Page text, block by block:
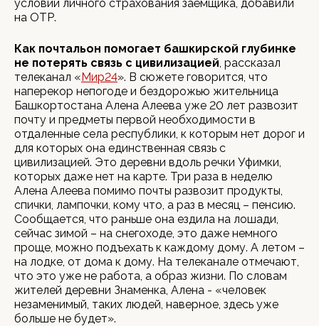
условии личного страхования заёмщика, добавили
на ОТР.
Как почтальон помогает башкирской глубинке
не потерять связь с цивилизацией, рассказал
телеканал «Мир24». В сюжете говорится, что
наперекор непогоде и бездорожью жительница
Башкортостана Алена Алеева уже 20 лет развозит
почту и предметы первой необходимости в
отдаленные села республики, к которым нет дорог и
для которых она единственная связь с
цивилизацией. Это деревни вдоль речки Уфимки,
которых даже нет на карте. Три раза в неделю
Алена Алеева помимо почты развозит продукты,
спички, лампочки, кому что, а раз в месяц – пенсию.
Сообщается, что раньше она ездила на лошади,
сейчас зимой – на снегоходе, это даже немного
проще, можно подъехать к каждому дому. А летом –
на лодке, от дома к дому. На телеканале отмечают,
что это уже не работа, а образ жизни. По словам
жителей деревни Знаменка, Алена - «человек
незаменимый, таких людей, наверное, здесь уже
больше не будет».